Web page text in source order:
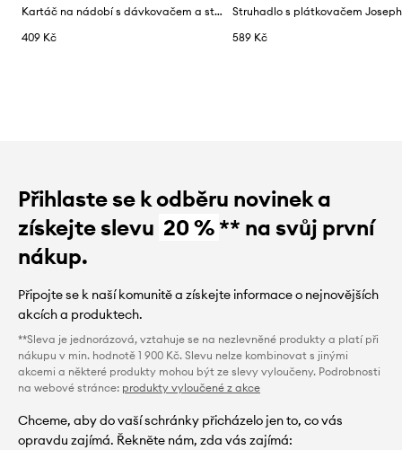
Kartáč na nádobí s dávkovačem a stojanem Joseph Joseph Palm Scrub™
409 Kč
589 Kč
Přihlaste se k odběru novinek a
získejte slevu 20 %** na svůj první
nákup.
Připojte se k naší komunitě a získejte informace o nejnovějších
akcích a produktech.
**Sleva je jednorázová, vztahuje se na nezlevněné produkty a platí při
nákupu v min. hodnotě 1 900 Kč. Slevu nelze kombinovat s jinými
akcemi a některé produkty mohou být ze slevy vyloučeny. Podrobnosti
na webové stránce: produkty vyloučené z akce
Chceme, aby do vaší schránky přicházelo jen to, co vás
opravdu zajímá. Řekněte nám, zda vás zajímá: